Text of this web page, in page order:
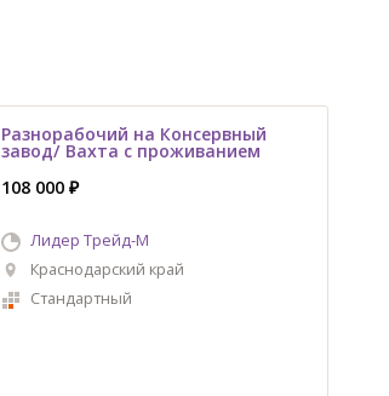
Разнорабочий на Консервный
завод/ Вахта с проживанием
108 000 ₽
Лидер Трейд-M
Краснодарский край
Стандартный